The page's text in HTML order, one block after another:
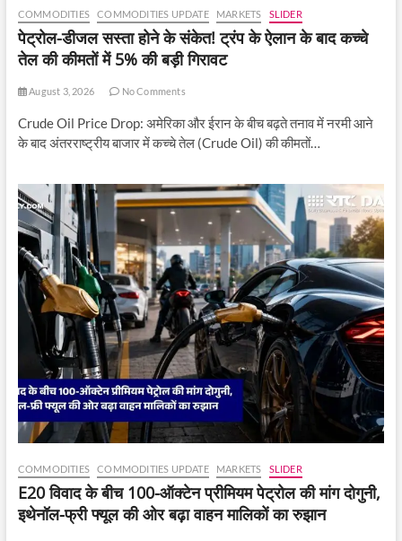
COMMODITIES COMMODITIES UPDATE MARKETS SLIDER
पेट्रोल-डीजल सस्ता होने के संकेत! ट्रंप के ऐलान के बाद कच्चे
तेल की कीमतों में 5% की बड़ी गिरावट
August 3, 2026 No Comments
Crude Oil Price Drop: अमेरिका और ईरान के बीच बढ़ते तनाव में नरमी आने
के बाद अंतरराष्ट्रीय बाजार में कच्चे तेल (Crude Oil) की कीमतों…
COMMODITIES COMMODITIES UPDATE MARKETS SLIDER
E20 विवाद के बीच 100-ऑक्टेन प्रीमियम पेट्रोल की मांग दोगुनी,
इथेनॉल-फ्री फ्यूल की ओर बढ़ा वाहन मालिकों का रुझान